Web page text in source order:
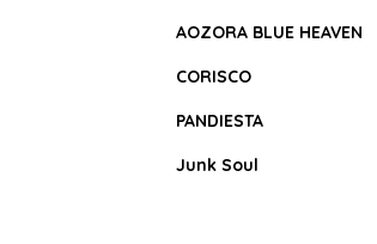
AOZORA BLUE HEAVEN
CORISCO
PANDIESTA
Junk Soul